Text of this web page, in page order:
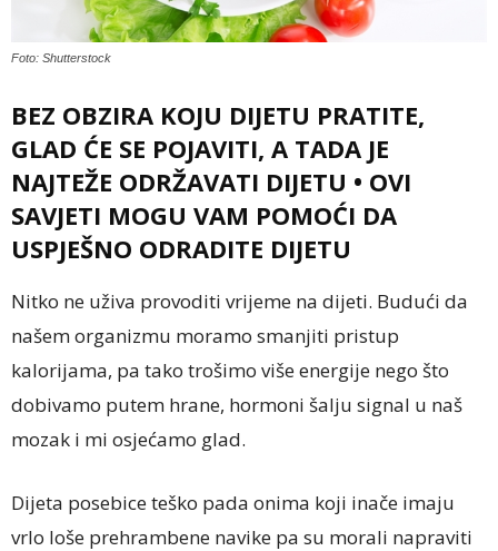
Foto: Shutterstock
BEZ OBZIRA KOJU DIJETU PRATITE,
GLAD ĆE SE POJAVITI, A TADA JE
NAJTEŽE ODRŽAVATI DIJETU • OVI
SAVJETI MOGU VAM POMOĆI DA
USPJEŠNO ODRADITE DIJETU
Nitko ne uživa provoditi vrijeme na dijeti. Budući da
našem organizmu moramo smanjiti pristup
kalorijama, pa tako trošimo više energije nego što
dobivamo putem hrane, hormoni šalju signal u naš
mozak i mi osjećamo glad.
Dijeta posebice teško pada onima koji inače imaju
vrlo loše prehrambene navike pa su morali napraviti